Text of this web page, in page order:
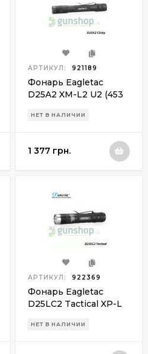
АРТИКУЛ: 921189
Фонарь Eagletac
D25A2 XM-L2 U2 (453
НЕТ В НАЛИЧИИ
1 377 грн.
АРТИКУЛ: 922369
Фонарь Eagletac
D25LC2 Tactical XP-L
НЕТ В НАЛИЧИИ